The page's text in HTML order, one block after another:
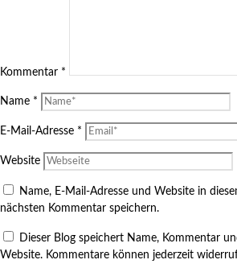
Kommentar *
Name *
E-Mail-Adresse *
Website
Name, E-Mail-Adresse und Website in
nächsten Kommentar speichern.
Dieser Blog speichert Name, Kommentar
Website. Kommentare können jederzeit